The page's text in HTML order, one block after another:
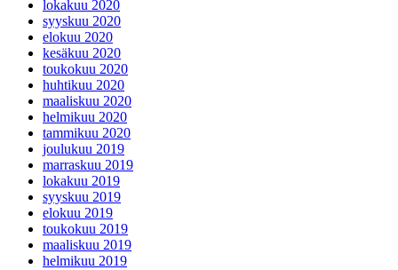
lokakuu 2020
syyskuu 2020
elokuu 2020
kesäkuu 2020
toukokuu 2020
huhtikuu 2020
maaliskuu 2020
helmikuu 2020
tammikuu 2020
joulukuu 2019
marraskuu 2019
lokakuu 2019
syyskuu 2019
elokuu 2019
toukokuu 2019
maaliskuu 2019
helmikuu 2019